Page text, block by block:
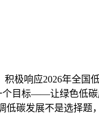
极响应2026年全国
目标——让绿色低
碳发展不是选择题